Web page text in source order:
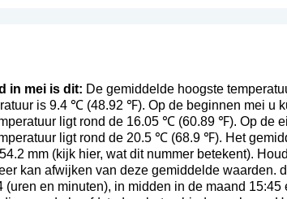
in mei is dit: De gemiddelde hoogste
is 9.4 ℃ (48.92 ℉). Op de beginnen mei u
ligt rond de 16.05 ℃ (60.89 ℉). Op de
ligt rond de 20.5 ℃ (68.9 ℉). Het
mm (kijk hier, wat dit nummer betekent).
kan afwijken van deze gemiddelde waarden.
en minuten), in midden in de maand 15:45